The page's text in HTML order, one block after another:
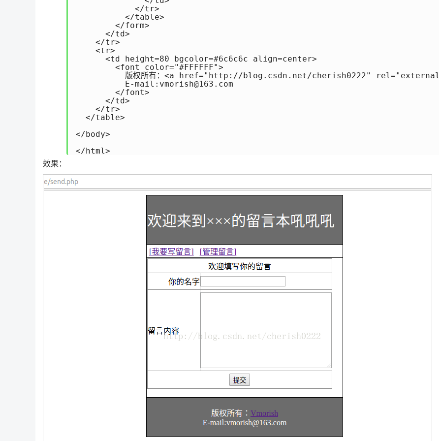
            </tr>
          </table>
        </form>
      </td>
    </tr>
    <tr>
      <td height=80 bgcolor=#6c6c6c align=center>
        <font color="#FFFFFF">
版权所有：<a href="http://blog.csdn.net/cherish0222"
          E-mail:vmorish@163.com
        </font>
      </td>
    </tr>
  </table>
</body>
</html>
效果：